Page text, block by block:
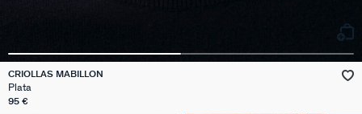
CRIOLLAS MABILLON
Plata
95 €